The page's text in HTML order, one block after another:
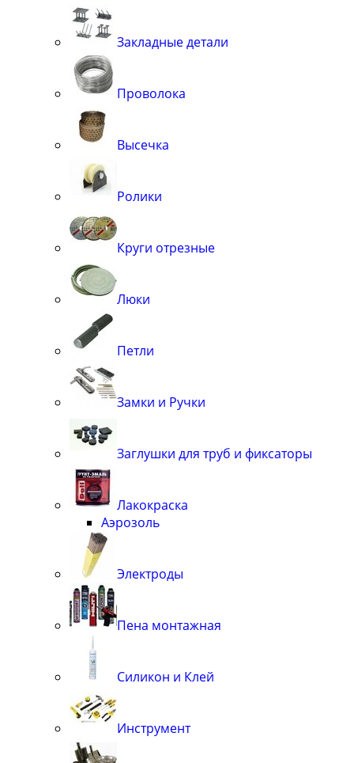
Закладные детали
Проволока
Высечка
Ролики
Круги отрезные
Люки
Петли
Замки и Ручки
Заглушки для труб и фиксаторы
Лакокраска
Аэрозоль
Электроды
Пена монтажная
Силикон и Клей
Инструмент